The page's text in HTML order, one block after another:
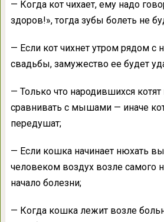
— Когда кот чихает, ему надо
здоров!», тогда зубы болеть не
— Если кот чихнет утром рядом с
свадьбы, замужество ее будет
— Только что народившихся
сравнивать с мышами — иначе
передушат;
— Если кошка начинает нюхать
человеком воздух возле самого
начало болезни;
— Когда кошка лежит возле